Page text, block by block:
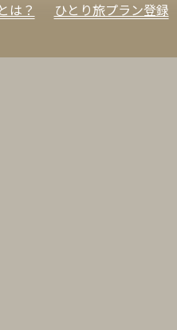
は？ ひとり旅プラン登録